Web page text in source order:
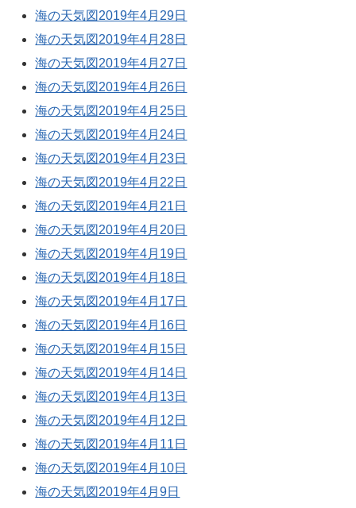
海の天気図2019年4月29日
海の天気図2019年4月28日
海の天気図2019年4月27日
海の天気図2019年4月26日
海の天気図2019年4月25日
海の天気図2019年4月24日
海の天気図2019年4月23日
海の天気図2019年4月22日
海の天気図2019年4月21日
海の天気図2019年4月20日
海の天気図2019年4月19日
海の天気図2019年4月18日
海の天気図2019年4月17日
海の天気図2019年4月16日
海の天気図2019年4月15日
海の天気図2019年4月14日
海の天気図2019年4月13日
海の天気図2019年4月12日
海の天気図2019年4月11日
海の天気図2019年4月10日
海の天気図2019年4月9日